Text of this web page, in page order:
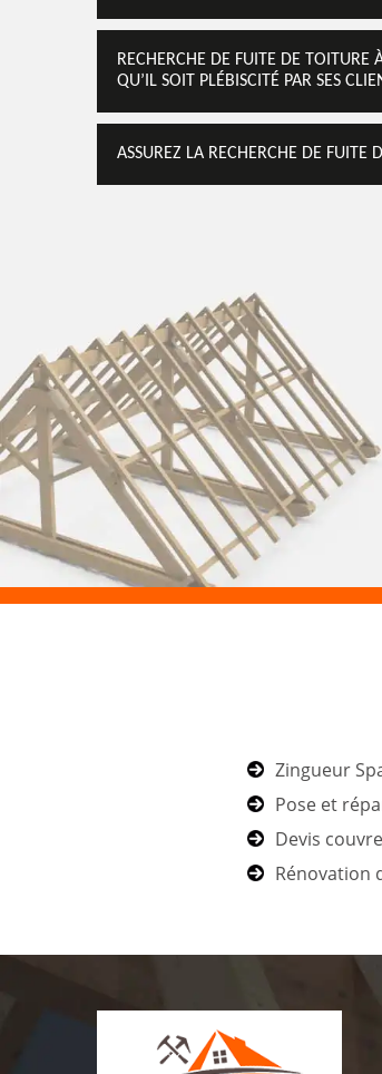
RECHERCHE DE FUITE DE TOITURE
QU’IL SOIT PLÉBISCITÉ PAR SES
ASSUREZ LA RECHERCHE DE FUITE
Zingueur
Pose et
Devis
Rénovation